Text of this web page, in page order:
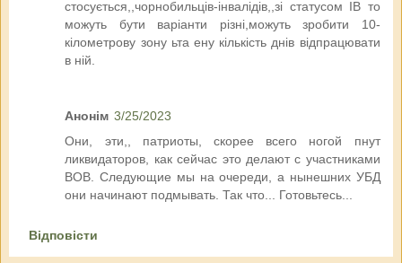
стосується,,чорнобильців-інвалідів,,зі статусом ІВ то
можуть бути варіанти різні,можуть зробити 10-
кілометрову зону ьта ену кількість днів відпрацювати
в ній.
Анонім 3/25/2023
Они, эти,, патриоты, скорее всего ногой пнут
ликвидаторов, как сейчас это делают с участниками
ВОВ. Следующие мы на очереди, а нынешних УБД
они начинают подмывать. Так что... Готовьтесь...
Відповісти